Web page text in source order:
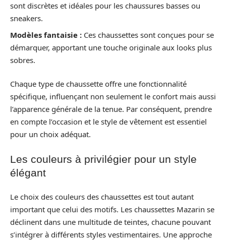
sont discrètes et idéales pour les chaussures basses ou
sneakers.
Modèles fantaisie : Ces chaussettes sont conçues pour se
démarquer, apportant une touche originale aux looks plus
sobres.
Chaque type de chaussette offre une fonctionnalité
spécifique, influençant non seulement le confort mais aussi
l’apparence générale de la tenue. Par conséquent, prendre
en compte l’occasion et le style de vêtement est essentiel
pour un choix adéquat.
Les couleurs à privilégier pour un style
élégant
Le choix des couleurs des chaussettes est tout autant
important que celui des motifs. Les chaussettes Mazarin se
déclinent dans une multitude de teintes, chacune pouvant
s’intégrer à différents styles vestimentaires. Une approche